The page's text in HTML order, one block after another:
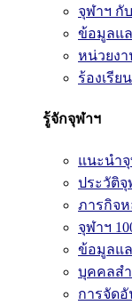
จุฬาฯ กั
ข้อมูลแ
หน่วยง
ร้องเรี
รู้จักจุฬาฯ
แนะนำ
ประวัติจุ
ภารกิจ
จุฬาฯ
ข้อมูลแ
บุคคลส
การจัด